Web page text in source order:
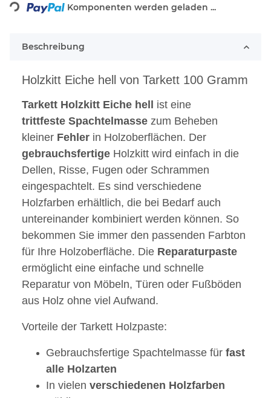
Loading... Komponenten werden geladen ...
Beschreibung
Holzkitt Eiche hell von Tarkett 100 Gramm
Tarkett Holzkitt Eiche hell
ist eine
trittfeste Spachtelmasse zum Beheben
kleiner Fehler in Holzoberflächen. Der
gebrauchsfertige Holzkitt wird einfach in die
Dellen, Risse, Fugen oder Schrammen
eingespachtelt. Es sind verschiedene
Holzfarben erhältlich, die bei Bedarf auch
untereinander kombiniert werden können. So
bekommen Sie immer den passenden Farbton
für Ihre Holzoberfläche. Die Reparaturpaste
ermöglicht eine einfache und schnelle
Reparatur von Möbeln, Türen oder Fußböden
aus Holz ohne viel Aufwand.
Vorteile der Tarkett Holzpaste:
Gebrauchsfertige Spachtelmasse für fast
alle Holzarten
In vielen verschiedenen Holzfarben